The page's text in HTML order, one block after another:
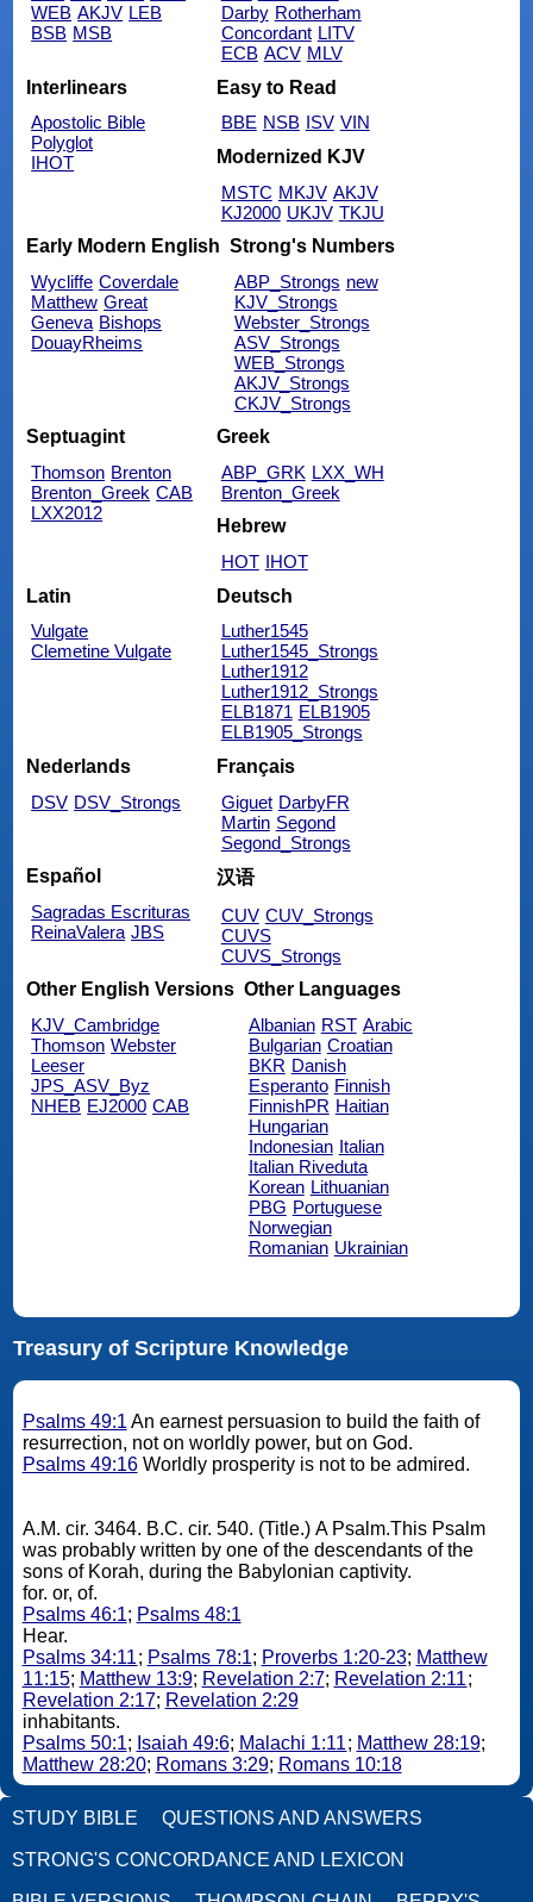
WEB AKJV LEB
BSB MSB
Darby Rotherham
Concordant LITV
ECB ACV MLV
Interlinears
Apostolic Bible
Polyglot
IHOT
Easy to Read
BBE NSB ISV VIN
Modernized KJV
MSTC MKJV AKJV
KJ2000 UKJV TKJU
Early Modern English
Wycliffe Coverdale
Matthew Great
Geneva Bishops
DouayRheims
Strong's Numbers
ABP_Strongs new
KJV_Strongs
Webster_Strongs
ASV_Strongs
WEB_Strongs
AKJV_Strongs
CKJV_Strongs
Septuagint
Thomson Brenton
Brenton_Greek CAB
LXX2012
Greek
ABP_GRK LXX_WH
Brenton_Greek
Hebrew
HOT IHOT
Latin
Vulgate
Clemetine Vulgate
Deutsch
Luther1545
Luther1545_Strongs
Luther1912
Luther1912_Strongs
ELB1871 ELB1905
ELB1905_Strongs
Nederlands
DSV DSV_Strongs
Français
Giguet DarbyFR
Martin Segond
Segond_Strongs
Español
Sagradas Escrituras
ReinaValera JBS
汉语
CUV CUV_Strongs
CUVS
CUVS_Strongs
Other English Versions
KJV_Cambridge
Thomson Webster
Leeser
JPS_ASV_Byz
NHEB EJ2000 CAB
Other Languages
Albanian RST Arabic
Bulgarian Croatian
BKR Danish
Esperanto Finnish
FinnishPR Haitian
Hungarian
Indonesian Italian
Italian Riveduta
Korean Lithuanian
PBG Portuguese
Norwegian
Romanian Ukrainian
Treasury of Scripture Knowledge
Psalms 49:1 An earnest persuasion to build the faith of
resurrection, not on worldly power, but on God.
Psalms 49:16Worldly prosperity is not to be admired.
A.M. cir. 3464. B.C. cir. 540. (Title.) A Psalm.This Psalm
was probably written by one of the descendants of the
sons of Korah, during the Babylonian captivity.
for. or, of.
Psalms 46:1; Psalms 48:1
Hear.
Psalms 34:11; Psalms 78:1; Proverbs 1:20-23; Matthew
11:15; Matthew 13:9; Revelation 2:7; Revelation 2:11;
Revelation 2:17; Revelation 2:29
inhabitants.
Psalms 50:1; Isaiah 49:6; Malachi 1:11; Matthew 28:19;
Matthew 28:20; Romans 3:29; Romans 10:18
STUDY BIBLE QUESTIONS AND ANSWERS
STRONG'S CONCORDANCE AND LEXICON